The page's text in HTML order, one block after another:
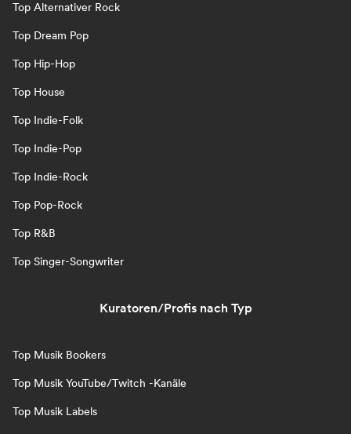
Top Alternativer Rock
Top Dream Pop
Top Hip-Hop
Top House
Top Indie-Folk
Top Indie-Pop
Top Indie-Rock
Top Pop-Rock
Top R&B
Top Singer-Songwriter
Kuratoren/Profis nach Typ
Top Musik Bookers
Top Musik YouTube/Twitch -Kanäle
Top Musik Labels